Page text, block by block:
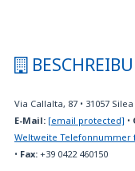
Via Callalta, 87 • 31057
E-Mail: [email protected] •
Weltweite Telefonnummer
• Fax: +39 0422 460150